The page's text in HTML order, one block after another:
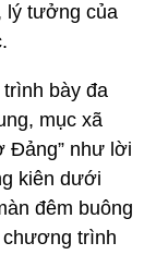
lý tưởng của
bày đa
mục xã
Đảng” như lời
kiên dưới
đêm buông
trình